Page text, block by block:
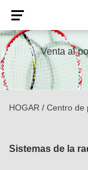
Venta al
HOGAR / Centro de
Sistemas de la